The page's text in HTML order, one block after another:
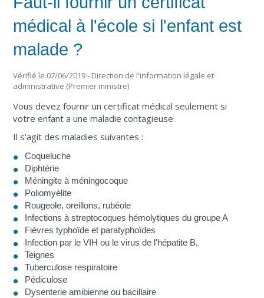
médical à l'école si l'enfant est
malade ?
Vérifié le 07/06/2019 - Direction de l'information légale et
administrative (Premier ministre)
Vous devez fournir un certificat médical seulement si
votre enfant a une maladie contagieuse.
Il s'agit des maladies suivantes :
Coqueluche
Diphtérie
Méningite à méningocoque
Poliomyélite
Rougeole, oreillons, rubéole
Infections à streptocoques hémolytiques du groupe A
Fièvres typhoïde et paratyphoïdes
Infection par le VIH ou le virus de l'hépatite B,
Teignes
Tuberculose respiratoire
Pédiculose
Dysenterie amibienne ou bacillaire